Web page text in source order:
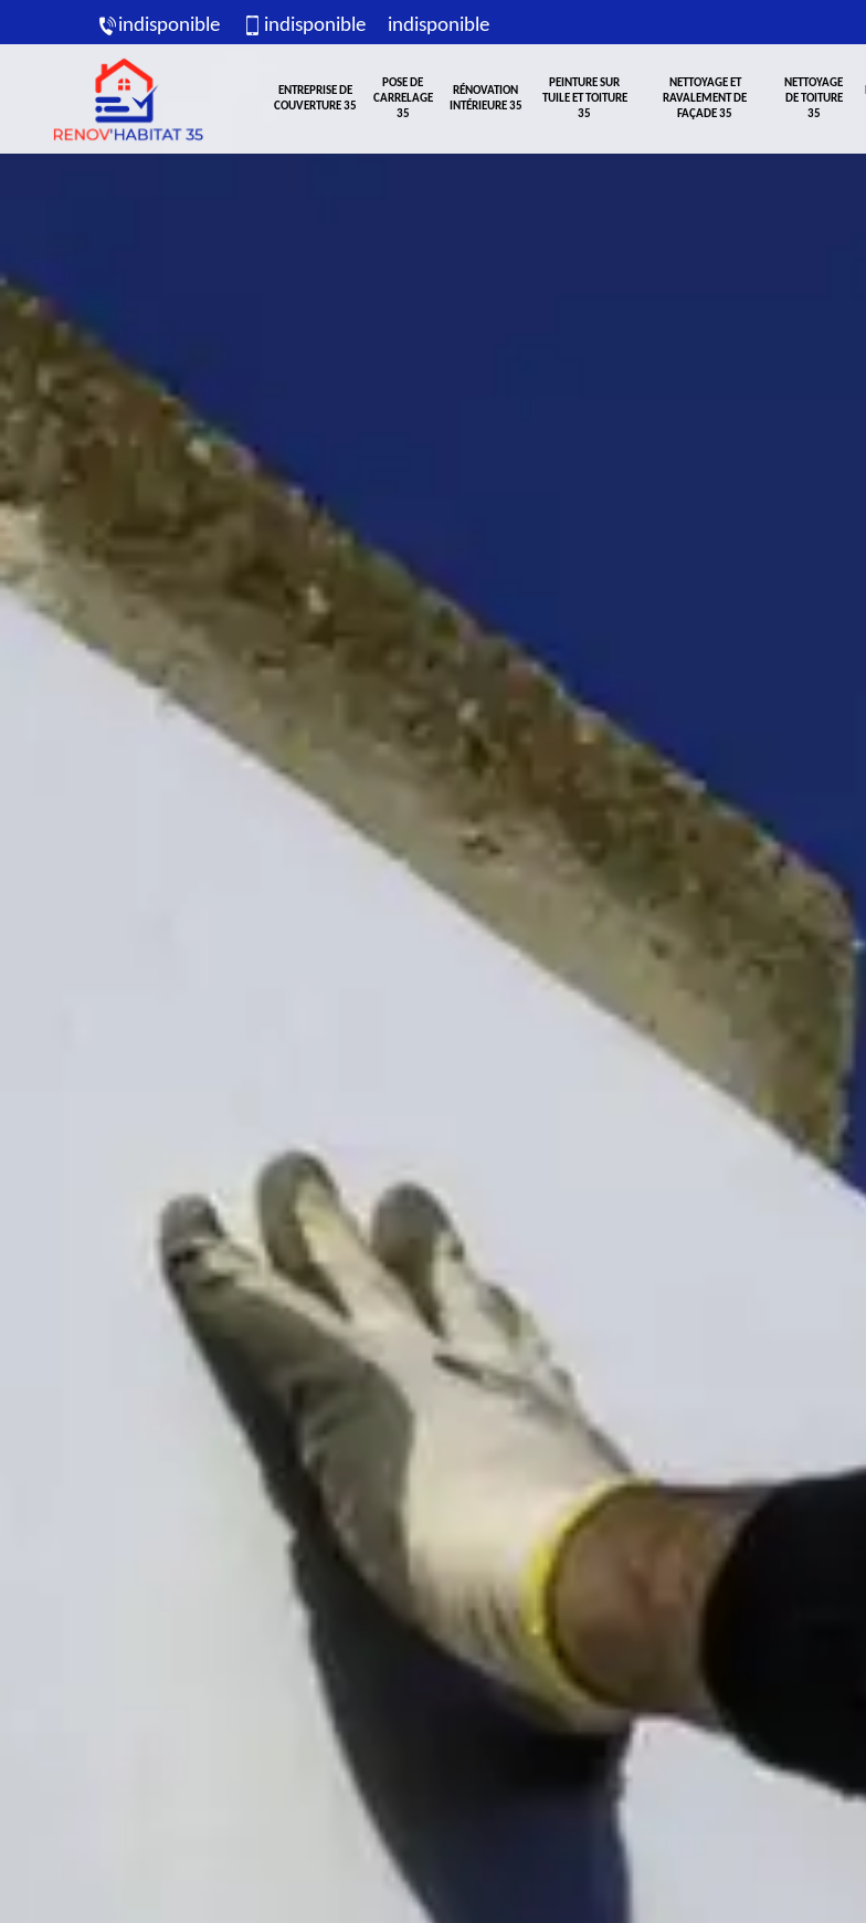
indisponible indisponible indisponible
ENTREPRISE DE
COUVERTURE 35
POSE DE
CARRELAGE
35
RÉNOVATION
INTÉRIEURE 35
PEINTURE SUR
TUILE ET TOITURE
35
NETTOYAGE ET
RAVALEMENT DE
FAÇADE 35
NETTOYAGE
DE TOITURE
35